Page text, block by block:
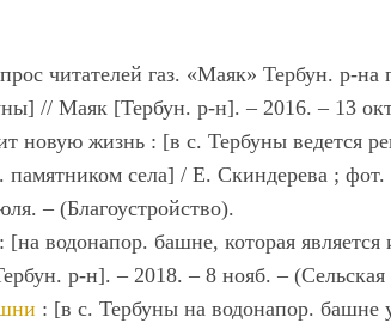
читателей газ. «Маяк» Тербун. р-на
// Маяк [Тербун. р-н]. – 2016. – 13
новую жизнь : [в с. Тербуны ведется
памятником села] / Е. Скиндерева ;
– (Благоустройство).
водонапор. башне, которая
р-н]. – 2018. – 8 нояб. – (Сельская
: [в с. Тербуны на водонапор. башне